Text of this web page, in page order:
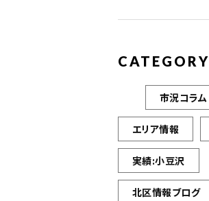
CATEGORY
市況コラム
エリア情報
実績:小豆沢
北区情報ブログ